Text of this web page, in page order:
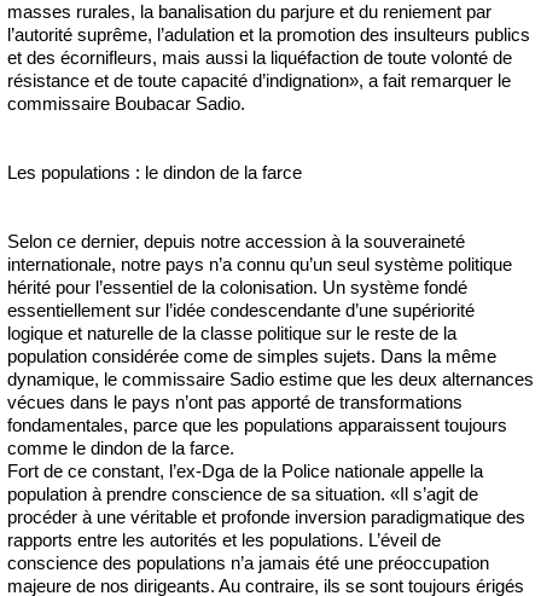
masses rurales, la banalisation du parjure et du reniement par
l’autorité suprême, l’adulation et la promotion des insulteurs publics
et des écornifleurs, mais aussi la liquéfaction de toute volonté de
résistance et de toute capacité d’indignation», a fait remarquer le
commissaire Boubacar Sadio.
Les populations : le dindon de la farce
Selon ce dernier, depuis notre accession à la souveraineté
internationale, notre pays n’a connu qu’un seul système politique
hérité pour l’essentiel de la colonisation. Un système fondé
essentiellement sur l’idée condescendante d’une supériorité
logique et naturelle de la classe politique sur le reste de la
population considérée come de simples sujets. Dans la même
dynamique, le commissaire Sadio estime que les deux alternances
vécues dans le pays n’ont pas apporté de transformations
fondamentales, parce que les populations apparaissent toujours
comme le dindon de la farce.
Fort de ce constant, l’ex-Dga de la Police nationale appelle la
population à prendre conscience de sa situation. «Il s’agit de
procéder à une véritable et profonde inversion paradigmatique des
rapports entre les autorités et les populations. L’éveil de
conscience des populations n’a jamais été une préoccupation
majeure de nos dirigeants. Au contraire, ils se sont toujours érigés